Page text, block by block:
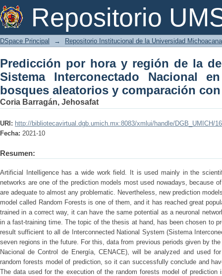
Repositorio
Predicción por hora y región de la
Nacional en México utilizando
lineal
DSpace Principal → Repositorio Institucional de la Universidad
Predicción por hora y región de la
Sistema Interconectado Nacional
bosques aleatorios y comparación
Coria Barragán, Jehosafat
URI: http://bibliotecavirtual.dgb.umich.mx:8083/xmlui/handle/DGB_UMICH/
Fecha: 2021-10
Resumen:
Artificial Intelligence has a wide work field. It is used mainly in the
networks are one of the prediction models most used nowadays, because
are adequate to almost any problematic. Nevertheless, new prediction
model called Random Forests is one of them, and it has reached great
trained in a correct way, it can have the same potential as a neuronal
in a fast-training time. The topic of the thesis at hand, has been chosen to
result sufficient to all de Interconnected National System (Sistema
seven regions in the future. For this, data from previous periods given by
Nacional de Control de Energía, CENACE), will be analyzed and used
random forests model of prediction, so it can successfully conclude and
The data used for the execution of the random forests model of prediction